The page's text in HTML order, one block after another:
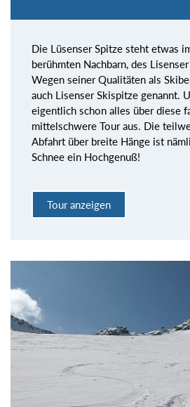
Die Lüsenser Spitze steht etwas
berühmten Nachbarn, des
Wegen seiner Qualitäten als
auch Lisenser Skispitze genannt.
eigentlich schon alles über diese
mittelschwere Tour aus. Die
Abfahrt über breite Hänge ist
Schnee ein Hochgenuß!
Tour anzeigen